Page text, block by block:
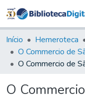
Início Hemeroteca
O Commercio de
O